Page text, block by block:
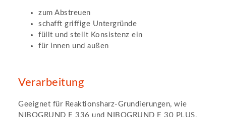
zum Abstreuen
schafft griffige Untergründe
füllt und stellt Konsistenz ein
für innen und außen
Verarbeitung
Geeignet für Reaktionsharz-Grundierungen, wie
NIBOGRUND E 336 und NIBOGRUND E 30 PLUS,